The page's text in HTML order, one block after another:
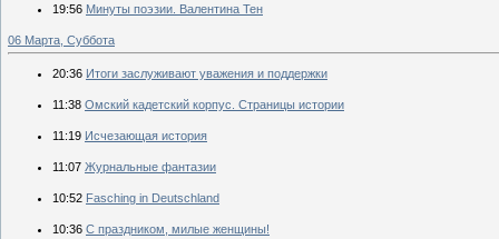
19:56 Минуты поэзии. Валентина Тен
06 Марта, Суббота
20:36 Итоги заслуживают уважения и поддержки
11:38 Омский кадетский корпус. Страницы истории
11:19 Исчезающая история
11:07 Журнальные фантазии
10:52 Fasching in Deutschland
10:36 С праздником, милые женщины!